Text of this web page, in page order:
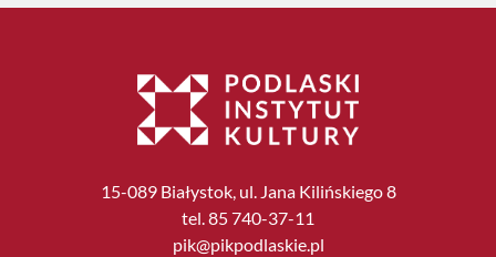
15-089 Białystok, ul. Jana Kilińskiego 8
tel. 85 740-37-11
pik@pikpodlaskie.pl